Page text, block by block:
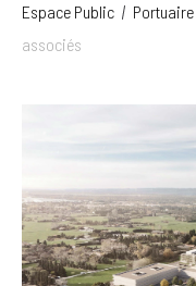
Espace Public Portuaire
associés